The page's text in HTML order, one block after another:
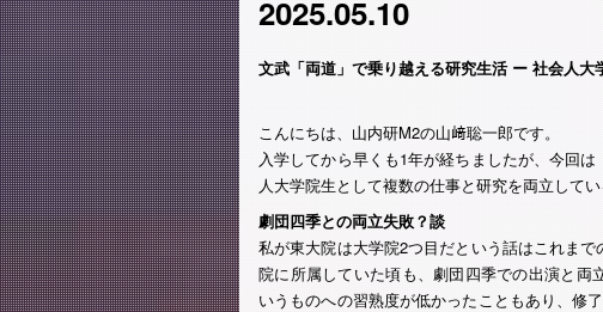
2025.05.10
文武「両道」で乗り越える研究生活 ー 社会人大
こんにちは、山内研M2の山﨑聡一郎です。
入学してから早くも1年が経ちましたが、今回
人大学院生として複数の仕事と研究を両立して
劇団四季との両立失敗？談
私が東大院は大学院2つ目だという話はこれま
院に所属していた頃も、劇団四季での出演と両
いうものへの習熟度が低かったこともあり、修